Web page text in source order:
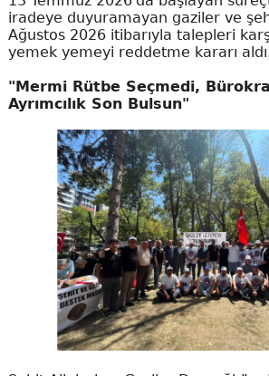
iradeye duyuramayan gaziler ve
Ağustos 2026 itibarıyla talepleri
yemek yemeyi reddetme kararı
"Mermi Rütbe Seçmedi,
Ayrımcılık Son Bulsun"